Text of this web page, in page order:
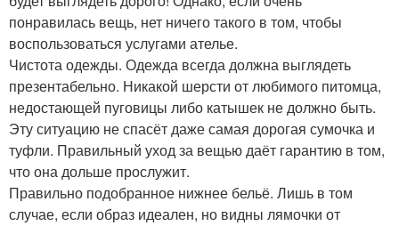
понравилась вещь, нет ничего такого в том, чтобы
воспользоваться услугами ателье.
Чистота одежды. Одежда всегда должна выглядеть
презентабельно. Никакой шерсти от любимого питомца,
недостающей пуговицы либо катышек не должно быть.
Эту ситуацию не спасёт даже самая дорогая сумочка и
туфли. Правильный уход за вещью даёт гарантию в том,
что она дольше прослужит.
Правильно подобранное нижнее бельё. Лишь в том
случае, если образ идеален, но видны лямочки от